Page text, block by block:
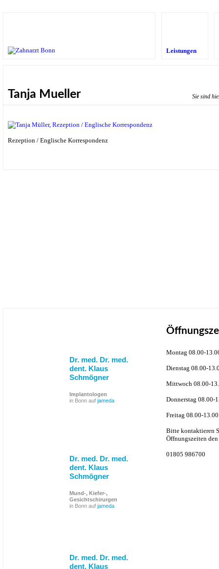
Leistungen
Tanja Mueller Sie sind
Rezeption / Englische Korrespondenz
Dr. med. Dr. med.
dent. Klaus
Schmögner
Implantologen
in Bonn auf jameda
Dr. med. Dr. med.
dent. Klaus
Schmögner
Mund-, Kiefer-,
Gesichtschirurgen
in Bonn auf jameda
Dr. med. Dr. med.
dent. Klaus
Montag 08.00-
Dienstag 08.00-
Mittwoch 08.00-
Donnerstag 08.00-
Freitag 08.00-
Bitte kontaktieren
Öffnungszeiten
01805 986700